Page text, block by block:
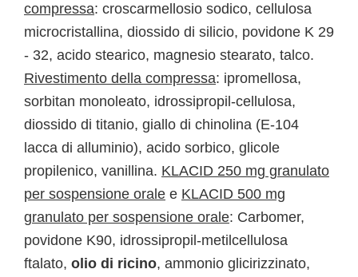
compressa: croscarmellosio sodico, cellulosa
microcristallina, diossido di silicio, povidone K 29
- 32, acido stearico, magnesio stearato, talco.
Rivestimento della compressa: ipromellosa,
sorbitan monoleato, idrossipropil-cellulosa,
diossido di titanio, giallo di chinolina (E-104
lacca di alluminio), acido sorbico, glicole
propilenico, vanillina. KLACID 250 mg granulato
per sospensione orale e KLACID 500 mg
granulato per sospensione orale: Carbomer,
povidone K90, idrossipropil-metilcellulosa
ftalato, olio di ricino, ammonio glicirizzinato,